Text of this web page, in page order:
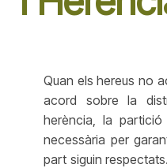
Quan els hereus no
acord sobre la
herència, la
necessària per
part siguin